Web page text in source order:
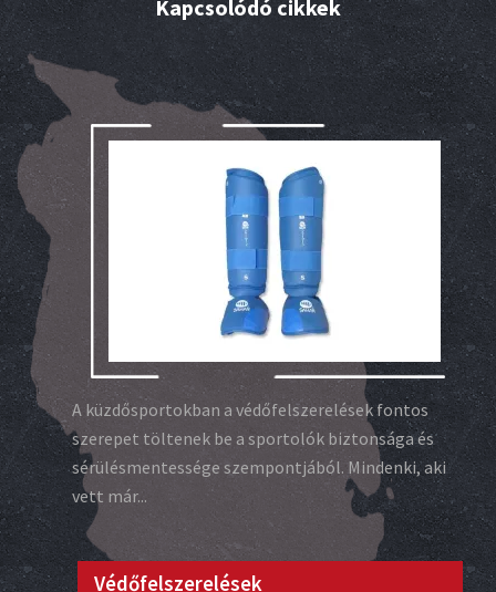
Kapcsolódó cikkek
A küzdősportokban a védőfelszerelések fontos
szerepet töltenek be a sportolók biztonsága és
sérülésmentessége szempontjából. Mindenki, aki
vett már...
Védőfelszerelések